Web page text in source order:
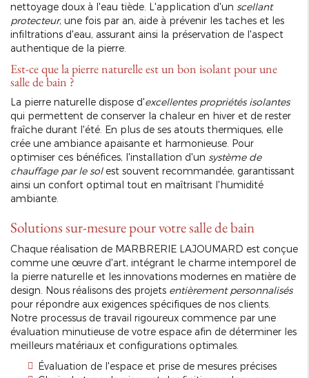
nettoyage doux à l'eau tiède. L'application d'un scellant
protecteur, une fois par an, aide à prévenir les taches et les
infiltrations d'eau, assurant ainsi la préservation de l'aspect
authentique de la pierre.
Est-ce que la pierre naturelle est un bon isolant pour une
salle de bain ?
La pierre naturelle dispose d'excellentes propriétés isolantes
qui permettent de conserver la chaleur en hiver et de rester
fraîche durant l'été. En plus de ses atouts thermiques, elle
crée une ambiance apaisante et harmonieuse. Pour
optimiser ces bénéfices, l'installation d'un système de
chauffage par le solest souvent recommandée, garantissant
ainsi un confort optimal tout en maîtrisant l'humidité
ambiante.
Solutions sur-mesure pour votre salle de bain
Chaque réalisation de MARBRERIE LAJOUMARD est conçue
comme une œuvre d'art, intégrant le charme intemporel de
la pierre naturelle et les innovations modernes en matière de
design. Nous réalisons des projets entièrement personnalisés
pour répondre aux exigences spécifiques de nos clients.
Notre processus de travail rigoureux commence par une
évaluation minutieuse de votre espace afin de déterminer les
meilleurs matériaux et configurations optimales.
Évaluation de l'espace et prise de mesures précises